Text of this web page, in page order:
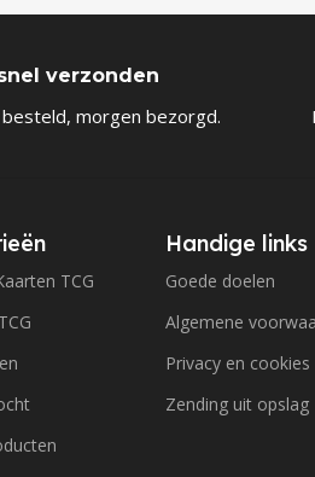
verzonden
morgen bezorgd.
TCG
Handige links
Goede doelen
Algemene
Privacy en cookies
Zending uit opslag